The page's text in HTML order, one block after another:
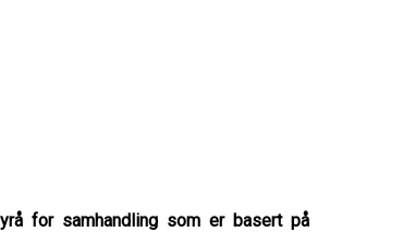
for samhandling som er basert på